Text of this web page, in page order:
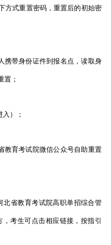
式重置密码，重置后的初始密
带身份证件到报名点，读取身
置；
）；
育考试院微信公众号自助重置
省教育考试院高职单招综合管
考生可点击相应链接，按指引